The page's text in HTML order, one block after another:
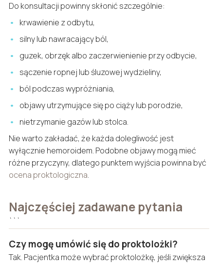
Do konsultacji powinny skłonić szczególnie:
krwawienie z odbytu,
silny lub nawracający ból,
guzek, obrzęk albo zaczerwienienie przy odbycie,
sączenie ropnej lub śluzowej wydzieliny,
ból podczas wypróżniania,
objawy utrzymujące się po ciąży lub porodzie,
nietrzymanie gazów lub stolca.
Nie warto zakładać, że każda dolegliwość jest
wyłącznie hemoroidem. Podobne objawy mogą mieć
różne przyczyny, dlatego punktem wyjścia powinna być
ocena proktologiczna.
Najczęściej zadawane pytania
```
Czy mogę umówić się do proktolożki?
Tak. Pacjentka może wybrać proktolożkę, jeśli zwiększa